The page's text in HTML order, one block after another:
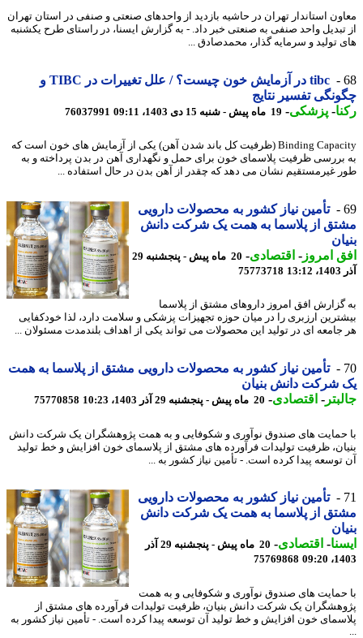
استاندار تهران در حاشیه بازدید از واحدهای صنعتی و صنفی در استان تهران
واحد صنفی به صنعتی خبر داد. - به گزارش ایسنا، در راستای طرح یکشنبه
تولید و سرمایه گذار، محمدصادق ...
tibc در آزمایش خون چیست؟ / علل تغییرات در TIBC و
تفسیر نتایج
-پزشکی-19 ماه پیش - شنبه 15 دی 1403، 09:11 76037991
Binding Capacity (ظرفیت کل باند شدن آهن) یکی از آزمایش های خون است که
ظرفیت پلاسمای خون برای حمل و نگهداری آهن در بدن پرداخته و به
غیرمستقیم نشان می دهد که چقدر از آهن بدن در حال استفاده ...
تأمین نیاز کشور به محصولات دارویی
از پلاسما به همت یک شرکت دانش
امروز-اقتصادی-
20 ماه پیش - پنجشنبه 29
75773718
افق امروز داروهای مشتق از پلاسما
ارزبری را در میان حوزه تجهیزات پزشکی و سلامت دارد، لذا خودکفایی
ای در تولید این محصولات می تواند یکی از اهداف بلندمدت مسئولان ...
تأمین نیاز کشور به محصولات دارویی مشتق از پلاسما به همت
شرکت دانش بنیان
-اقتصادی-20 ماه پیش - پنجشنبه 29 آذر 1403، 10:23 75770858
های صندوق نوآوری و شکوفایی و به همت پژوهشگران یک شرکت دانش
ظرفیت تولیدات فرآورده های مشتق از پلاسمای خون افزایش و خط تولید
پیدا کرده است. - تأمین نیاز کشور به ...
تأمین نیاز کشور به محصولات دارویی
از پلاسما به همت یک شرکت دانش
-اقتصادی-
20 ماه پیش - پنجشنبه 29 آذر
75769868
های صندوق نوآوری و شکوفایی و به همت
یک شرکت دانش بنیان، ظرفیت تولیدات فرآورده های مشتق از
خون افزایش و خط تولید آن توسعه پیدا کرده است. - تأمین نیاز کشور به